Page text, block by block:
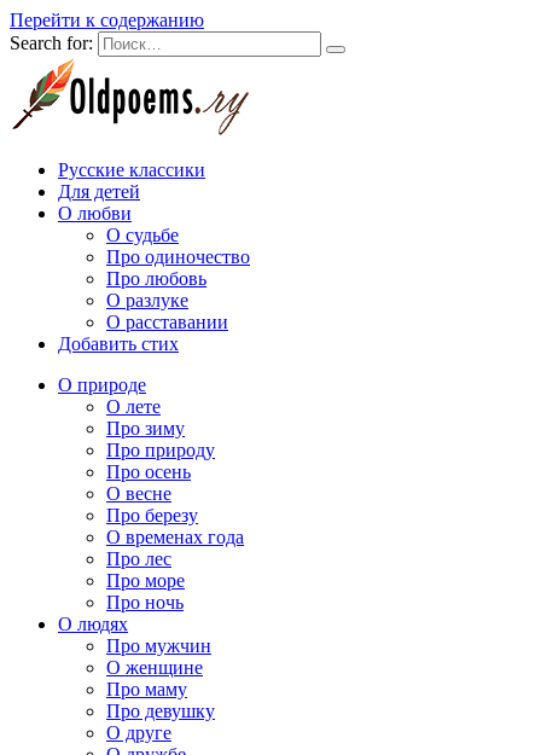
Перейти к содержанию
Search for:
Русские классики
Для детей
О любви
О судьбе
Про одиночество
Про любовь
О разлуке
О расставании
Добавить стих
О природе
О лете
Про зиму
Про природу
Про осень
О весне
Про березу
О временах года
Про лес
Про море
Про ночь
О людях
Про мужчин
О женщине
Про маму
Про девушку
О друге